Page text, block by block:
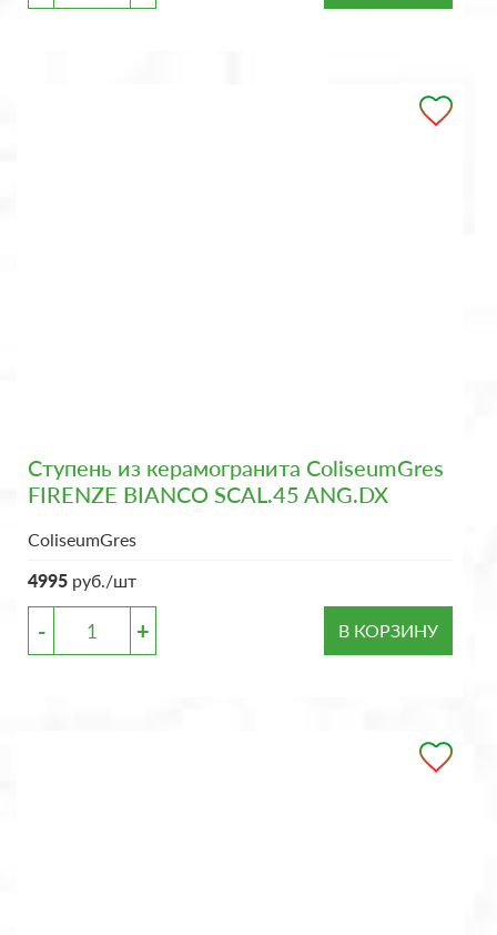
Ступень из керамогранита ColiseumGres
FIRENZE BIANCO SCAL.45 ANG.DX
ColiseumGres
4995 руб./шт
- + В КОРЗИНУ